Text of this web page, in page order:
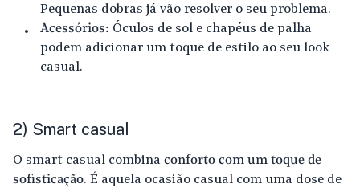
Pequenas dobras já vão resolver o seu problema.
Acessórios: Óculos de sol e chapéus de palha
podem adicionar um toque de estilo ao seu look
casual.
2) Smart casual
O smart casual combina conforto com um toque de
sofisticação. É aquela ocasião casual com uma dose de